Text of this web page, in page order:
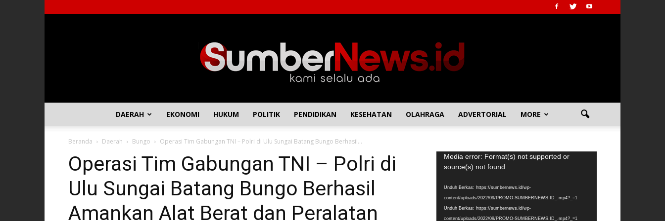
DAERAH EKONOMI HUKUM POLITIK PENDIDIKAN KESEHATAN OLAHRAGA ADVERTORIAL MORE
Beranda Daerah Bungo Operasi Tim Gabungan TNI – Polri di Ulu Sungai Batang Bungo Berhasil...
Operasi Tim Gabungan TNI – Polri di
Ulu Sungai Batang Bungo Berhasil
Amankan Alat Berat dan Peralatan
Pemutar
Video
Media error: Format(s) not supported or
source(s) not found
Unduh Berkas: https://sumbernews.id/wp-
content/uploads/2022/09/PROMO-SUMBERNEWS.ID_.mp4?_=1
Unduh Berkas: https://sumbernews.id/wp-
content/uploads/2022/09/PROMO-SUMBERNEWS.ID_.mp4?_=1